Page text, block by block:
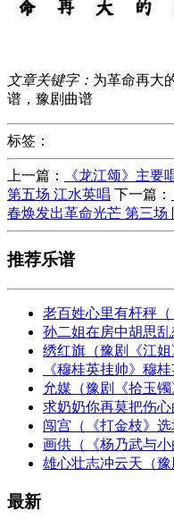
文章关键字： 为革命再大
谱，豫剧曲谱
标签：
上一篇：
《龙江颂》主
第五场 江水英唱 下一篇：
春焕发出革命光芒 第三场
推荐乐谱
老百姓心里有杆秤（
孙二姐在房中胡思
绣红旗（豫剧《江姐
《穆桂英挂帅》穆
允媒（豫剧《拾玉镯
求奶奶你再莫把伤
闯宫（《打金枝》选
画供（《杨乃武与小
雄心壮志冲云天（
最新